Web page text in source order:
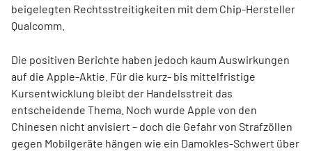
beigelegten Rechtsstreitigkeiten mit dem Chip-Hersteller
Qualcomm.
Die positiven Berichte haben jedoch kaum Auswirkungen
auf die Apple-Aktie. Für die kurz- bis mittelfristige
Kursentwicklung bleibt der Handelsstreit das
entscheidende Thema. Noch wurde Apple von den
Chinesen nicht anvisiert – doch die Gefahr von Strafzöllen
gegen Mobilgeräte hängen wie ein Damokles-Schwert über